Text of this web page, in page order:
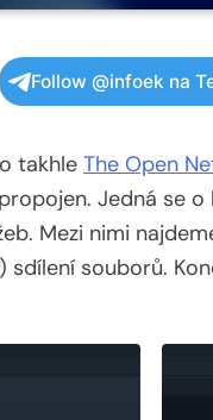
Follow @infoek na
takhle The Open
Jedná se
Mezi nimi
souborů.